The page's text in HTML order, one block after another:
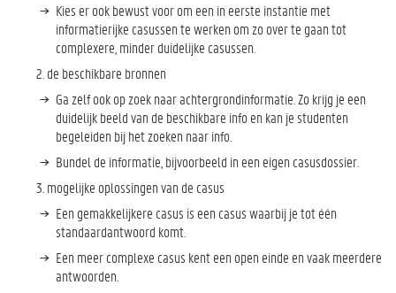
u
n
d
i
j
?
Kies er ook bewust voor om een in eerste instantie met
informatierijke casussen te werken om zo over te gaan tot
complexere, minder duidelijke casussen.
de beschikbare bronnen
Ga zelf ook op zoek naar achtergrondinformatie. Zo krijg je een
duidelijk beeld van de beschikbare info en kan je studenten
begeleiden bij het zoeken naar info.
Bundel de informatie, bijvoorbeeld in een eigen casusdossier.
mogelijke oplossingen van de casus
Een gemakkelijkere casus is een casus waarbij je tot één
standaardantwoord komt.
Een meer complexe casus kent een open einde en vaak meerdere
antwoorden.